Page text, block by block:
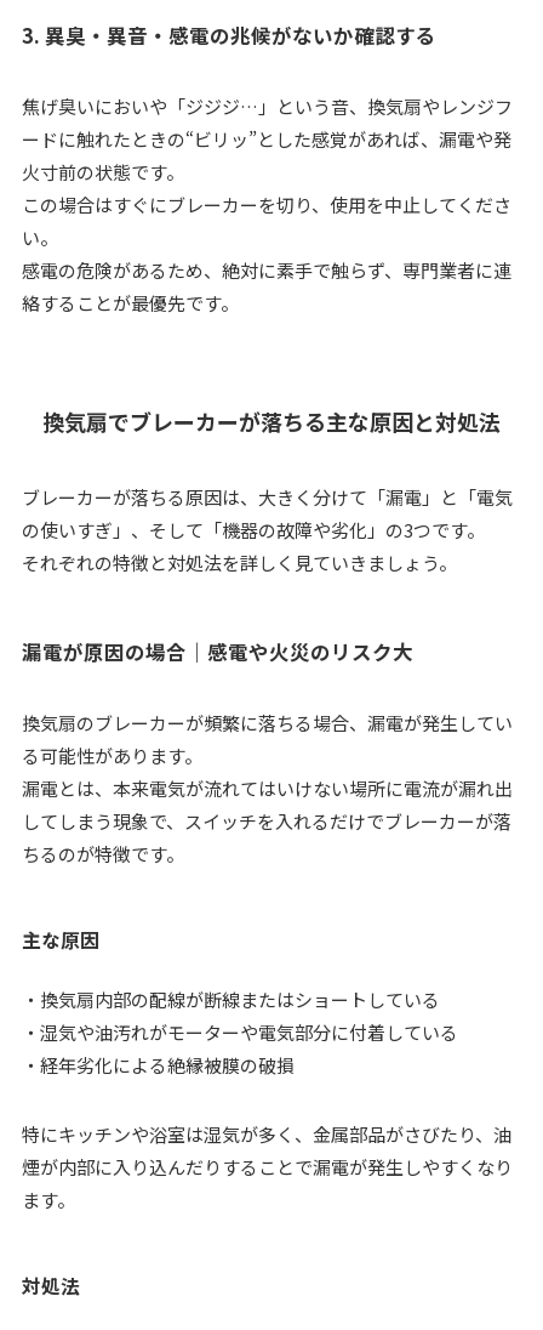
3. 異臭・異音・感電の兆候がないか確認する
焦げ臭いにおいや「ジジジ…」という音、換気扇やレンジフ
ードに触れたときの“ビリッ”とした感覚があれば、漏電や発
火寸前の状態です。
この場合はすぐにブレーカーを切り、使用を中止してくださ
い。
感電の危険があるため、絶対に素手で触らず、専門業者に連
絡することが最優先です。
換気扇でブレーカーが落ちる主な原因と対処法
ブレーカーが落ちる原因は、大きく分けて「漏電」と「電気
の使いすぎ」、そして「機器の故障や劣化」の3つです。
それぞれの特徴と対処法を詳しく見ていきましょう。
漏電が原因の場合｜感電や火災のリスク大
換気扇のブレーカーが頻繁に落ちる場合、漏電が発生してい
る可能性があります。
漏電とは、本来電気が流れてはいけない場所に電流が漏れ出
してしまう現象で、スイッチを入れるだけでブレーカーが落
ちるのが特徴です。
主な原因
・換気扇内部の配線が断線またはショートしている
・湿気や油汚れがモーターや電気部分に付着している
・経年劣化による絶縁被膜の破損
特にキッチンや浴室は湿気が多く、金属部品がさびたり、油
煙が内部に入り込んだりすることで漏電が発生しやすくなり
ます。
対処法